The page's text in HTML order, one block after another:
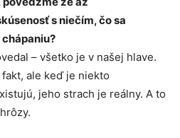
s niečím, čo sa
– všetko je v našej hlave.
ale keď je niekto
jeho strach je reálny. A to